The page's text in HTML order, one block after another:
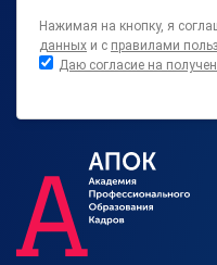
Нажимая на кнопку, я
данных и с правилами
Даю согласие на